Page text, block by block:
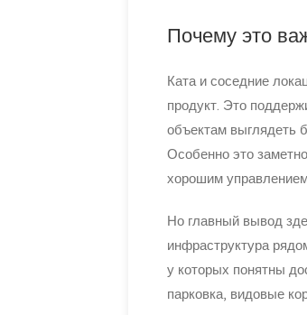
Почему это
Ката и соседние
продукт. Это
объектам выглядеть
Особенно это
хорошим
Но главный вывод
инфраструктура
у которых понятны
парковка, видовые